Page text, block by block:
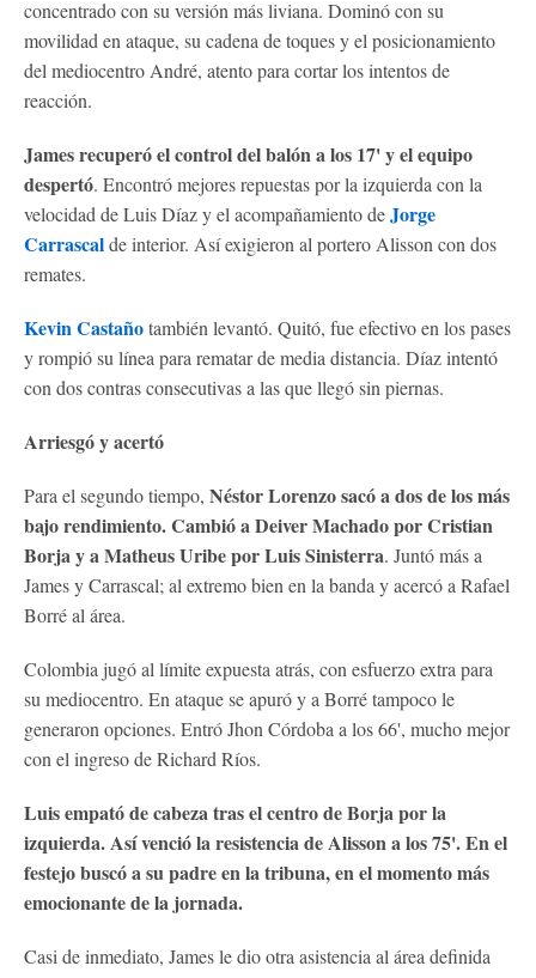
concentrado con su versión más liviana. Dominó con su
movilidad en ataque, su cadena de toques y el posicionamiento
del mediocentro André, atento para cortar los intentos de
reacción.
James recuperó el control del balón a los 17' y el equipo
despertó. Encontró mejores repuestas por la izquierda con la
velocidad de Luis Díaz y el acompañamiento deJorge
Carrascalde interior. Así exigieron al portero Alisson con dos
remates.
Kevin Castañotambién levantó. Quitó, fue efectivo en los pases
y rompió su línea para rematar de media distancia. Díaz intentó
con dos contras consecutivas a las que llegó sin piernas.
Arriesgó y acertó
Para el segundo tiempo, Néstor Lorenzo sacó a dos de los más
bajo rendimiento. Cambió a Deiver Machado por Cristian
Borja y a Matheus Uribe por Luis Sinisterra. Juntó más a
James y Carrascal; al extremo bien en la banda y acercó a Rafael
Borré al área.
Colombia jugó al límite expuesta atrás, con esfuerzo extra para
su mediocentro. En ataque se apuró y a Borré tampoco le
generaron opciones. Entró Jhon Córdoba a los 66', mucho mejor
con el ingreso de Richard Ríos.
Luis empató de cabeza tras el centro de Borja por la
izquierda. Así venció la resistencia de Alisson a los 75'. En el
festejo buscó a su padre en la tribuna, en el momento más
emocionante de la jornada.
Casi de inmediato, James le dio otra asistencia al área definida